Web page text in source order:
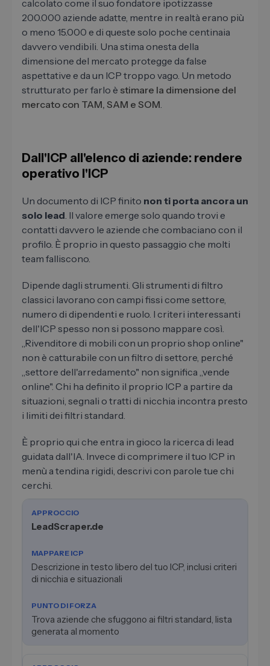
calcolato come il suo fondatore ipotizzasse
200.000 aziende adatte, mentre in realtà erano più
o meno 15.000 e di queste solo poche centinaia
davvero vendibili. Una stima onesta della
dimensione del mercato protegge da false
aspettative e da un ICP troppo vago. Un metodo
strutturato per farlo è stimare la dimensione del
mercato con TAM, SAM e SOM
Dall'ICP all'elenco di aziende: rendere
operativo l'ICP
Un documento di ICP finito non ti porta ancora un
solo lead . Il valore emerge solo quando trovi e
contatti davvero le aziende che combaciano con il
profilo. È proprio in questo passaggio che molti
team falliscono.
Dipende dagli strumenti. Gli strumenti di filtro
classici lavorano con campi fissi come settore,
numero di dipendenti e ruolo. I criteri interessanti
dell'ICP spesso non si possono mappare così.
„Rivenditore di mobili con un proprio shop online"
non è catturabile con un filtro di settore, perché
„settore dell'arredamento" non significa „vende
online". Chi ha definito il proprio ICP a partire da
situazioni, segnali o tratti di nicchia incontra presto
i limiti dei filtri standard.
È proprio qui che entra in gioco la ricerca di lead
guidata dall'IA. Invece di comprimere il tuo ICP in
menù a tendina rigidi, descrivi con parole tue chi
cerchi.
LeadScraper.de
Descrizione in testo libero del tuo ICP, inclusi criteri
di nicchia e situazionali
Trova aziende che sfuggono ai filtri standard, lista
generata al momento